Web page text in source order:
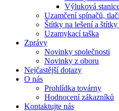
Výluková
Uzamčení spínačů,
Štítky na lešení a štítky
Uzamykací taška
Zprávy
Novinky společnosti
Novinky z oboru
Nejčastější dotazy
O nás
Prohlídka továrny
Hodnocení zákazníků
Kontaktujte nás